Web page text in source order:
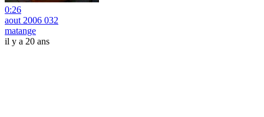
0:26
aout 2006 032
matange
il y a 20 ans